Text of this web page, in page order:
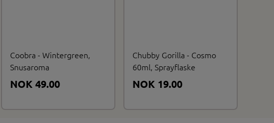
Coobra - Wintergreen,
Snusaroma
NOK 49.00
Chubby Gorilla - Cosmo
60ml, Sprayflaske
NOK 19.00